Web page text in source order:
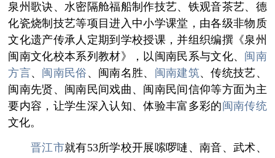
泉州歌诀、水密隔舱福船制作技艺、铁观音茶艺、德
化瓷烧制技艺等项目进入中小学课堂，由各级非物质
文化遗产传承人定期到学校授课，并组织编撰《泉州
闽南文化校本系列教材》，以闽南民系与文化、 闽南
方言、 闽南民俗 、闽南名胜、 闽南建筑、传统技艺、
闽南先贤、闽南民间戏曲、闽南民间信仰等方面为主
要内容，让学生深入认知、体验丰富多彩的闽南传统
文化。
晋江市就有53所学校开展嗦啰嗹、南音、武术、